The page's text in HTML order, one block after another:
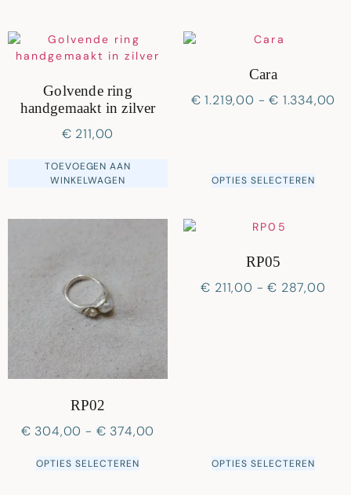
Golvende ring
handgemaakt in zilver
€ 211,00
TOEVOEGEN AAN
WINKELWAGEN
Cara
€ 1.219,00 - € 1.334,00
OPTIES SELECTEREN
RP02
€ 304,00 - € 374,00
OPTIES SELECTEREN
RP05
€ 211,00 - € 287,00
OPTIES SELECTEREN